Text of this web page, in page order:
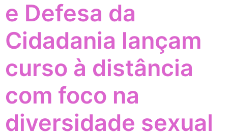
e Defesa da
Cidadania lançam
curso à distância
com foco na
diversidade sexual